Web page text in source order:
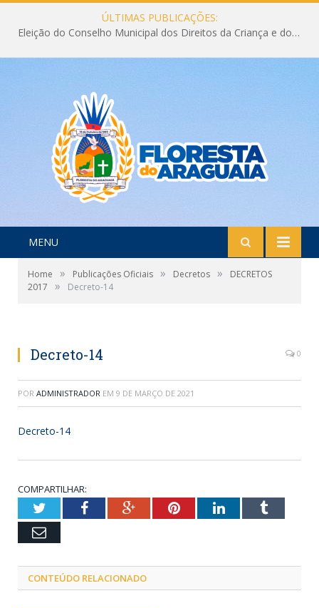
ÚLTIMAS PUBLICAÇÕES:
Eleição do Conselho Municipal dos Direitos da Criança e do Adolescente CMDCA 2026
MENU
Home » Publicações Oficiais » Decretos »
DECRETOS
2017
» Decreto-14
Decreto-14 0
POR ADMINISTRADOR EM 9 DE MARÇO DE 2021
Decreto-14
COMPARTILHAR:
TwitterFacebookGoogle+PinterestLinkedInTumblr
Email
CONTEÚDO RELACIONADO